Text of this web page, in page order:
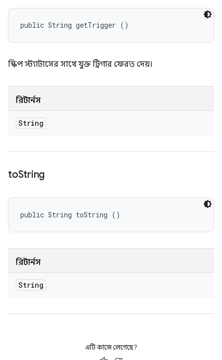
public String getTrigger ()
স্কিপ স্ট্যাটাসের সাথে যুক্ত ট্রিগার ফেরত দেয়।
রিটার্নস
String
toString
public String toString ()
রিটার্নস
String
এটি কাজে লেগেছে?